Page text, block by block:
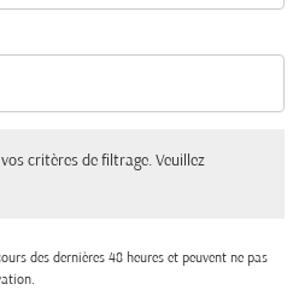
critères de filtrage. Veuillez
des dernières 48 heures et peuvent ne pas